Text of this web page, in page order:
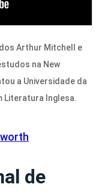
Arthur Mitchell e
na New
a Universidade da
Literatura Inglesa.
de